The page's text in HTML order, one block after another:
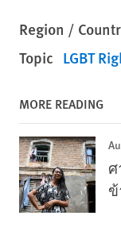
Region /
Topic LGBT
MORE READING